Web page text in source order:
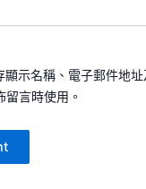
顯示名稱、電子郵件地
言時使用。